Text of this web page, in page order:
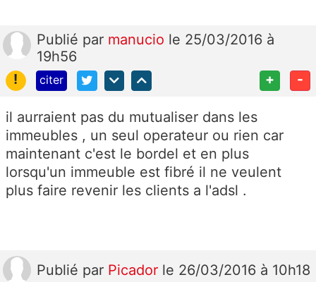
Publié par manucio le 25/03/2016 à
19h56
!
citer + -
il aurraient pas du mutualiser dans les
immeubles , un seul operateur ou rien car
maintenant c'est le bordel et en plus
lorsqu'un immeuble est fibré il ne veulent
plus faire revenir les clients a l'adsl .
Publié par Picador le 26/03/2016 à 10h18